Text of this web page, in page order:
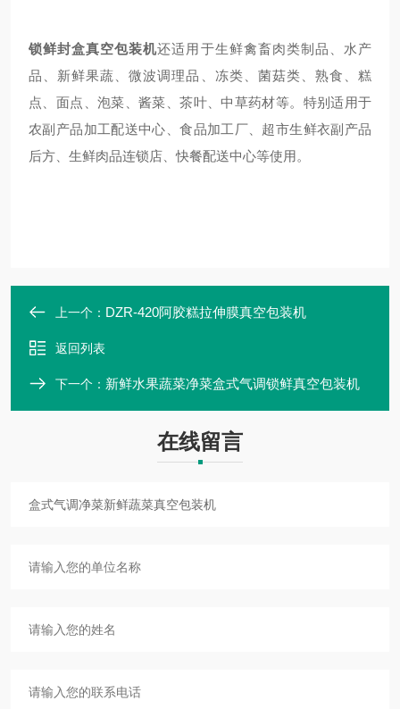
锁鲜封盒真空包装机还适用于生鲜禽畜肉类制品、水产
品、新鲜果蔬、微波调理品、冻类、菌菇类、熟食、糕
点、面点、泡菜、酱菜、茶叶、中草药材等。特别适用于
农副产品加工配送中心、食品加工厂、超市生鲜衣副产品
后方、生鲜肉品连锁店、快餐配送中心等使用。
上一个： DZR-420阿胶糕拉伸膜真空包装机
返回列表
下一个： 新鲜水果蔬菜净菜盒式气调锁鲜真空包装机
在线留言